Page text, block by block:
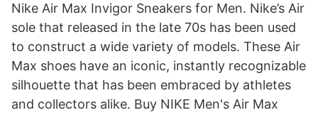
Nike Air Max Invigor Sneakers for Men. Nike’s Air
sole that released in the late 70s has been used
to construct a wide variety of models. These Air
Max shoes have an iconic, instantly recognizable
silhouette that has been embraced by athletes
and collectors alike. Buy NIKE Men's Air Max